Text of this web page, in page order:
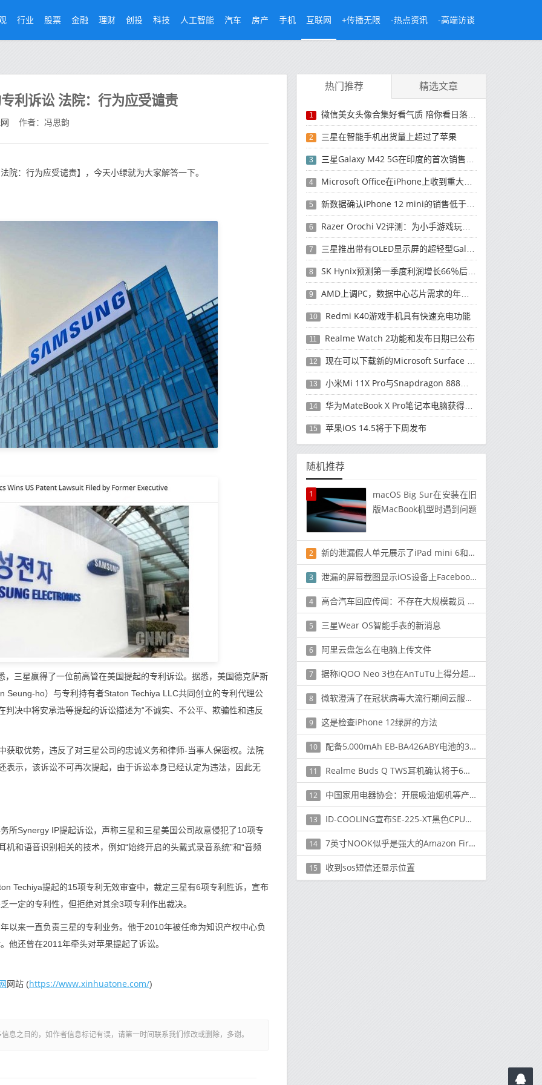
行业 股票 金融 理财 创投 科技 人工智能 汽车 房产 手机 互联网 +传播无限 -热点资讯 -高端访谈
利诉讼 法院：行为应受谴责
作者：冯思韵
院：行为应受谴责】，今天小绿就为大家解答一下。
星赢得了一位前高管在美国提起的专利诉讼。据悉，美国德克萨斯
Seung-ho）与专利持有者Staton Techiya LLC共同创立的专利代理公
决中将安承浩等提起的诉讼描述为“不诚实、不公平、欺骗性和违反
优势，违反了对三星公司的忠诚义务和律师-当事人保密权。法院
表示，该诉讼不可再次提起，由于诉讼本身已经认定为违法，因此无
Synergy IP提起诉讼，声称三星和三星美国公司故意侵犯了10项专
和语音识别相关的技术，例如“始终开启的头戴式录音系统”和“音频
提起的15项专利无效审查中，裁定三星有6项专利胜诉，宣布
一定的专利性，但拒绝对其余3项专利作出裁决。
来一直负责三星的专利业务。他于2010年被任命为知识产权中心负
他还曾在2011年牵头对苹果提起了诉讼。
网站 (https://www.xinhuatone.com/)
息之目的，如作者信息标记有误，请第一时间联系我们修改或删除，多谢。
热门推荐 精选文章
1 微信美女头像合集好看气质 陪你看日落的人比日落更浪漫
2 三星在智能手机出货量上超过了苹果
3 三星Galaxy M42 5G在印度的首次销售将于今晚开始
4 Microsoft Office在iPhone上收到重大更新
5 新数据确认iPhone 12 mini的销售低于预期
6 Razer Orochi V2评测：为小手游戏玩家设计的鼠标
7 三星推出带有OLED显示屏的超轻型Galaxy Book Pro和Galaxy Book Pro 360笔记本电脑
8 SK Hynix预测第一季度利润增长66％后，对芯片的需求将增强
9 AMD上调PC，数据中心芯片需求的年度收入预测
10 Redmi K40游戏手机具有快速充电功能
11 Realme Watch 2功能和发布日期已公布
12 现在可以下载新的Microsoft Surface Duo更新
13 小米Mi 11X Pro与Snapdragon 888处理器一起发布
14 华为MateBook X Pro笔记本电脑获得全新升级
15 苹果iOS 14.5将于下周发布
随机推荐
1
macOS Big Sur在安装在旧
版MacBook机型时遇到问题
2 新的泄漏假人单元展示了iPad mini 6和iPad Pro型号的设计
3 泄漏的屏幕截图显示iOS设备上Facebook的暗模式
4 高合汽车回应传闻：不存在大规模裁员 岗位正持续招聘
5 三星Wear OS智能手表的新消息
6 阿里云盘怎么在电脑上传文件
7 据称iQOO Neo 3也在AnTuTu上得分超过600000
8 微软澄清了在冠状病毒大流行期间云服务使用量飞速增长的误导性说法
9 这是检查iPhone 12绿屏的方法
10 配备5,000mAh EB-BA426ABY电池的3C上出现了Galaxy A42 4G / 5G
11 Realme Buds Q TWS耳机确认将于6月25日在印度推出
12 中国家用电器协会：开展吸油烟机等产品碳足迹标准制定
13 ID-COOLING宣布SE-225-XT黑色CPU空气冷却器
14 7英寸NOOK似乎是强大的Amazon Fire平板电脑替代品
15 收到sos短信还显示位置